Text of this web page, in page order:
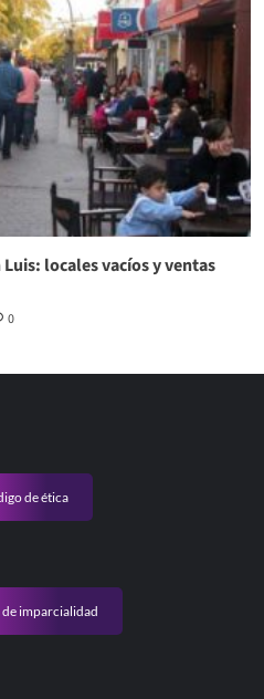
locales vacíos y ventas
0
de ética
imparcialidad